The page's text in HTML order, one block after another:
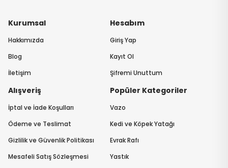
Kurumsal
Hakkımızda
Blog
İletişim
Hesabım
Giriş Yap
Kayıt Ol
Şifremi Unuttum
Alışveriş
İptal ve İade Koşulları
Ödeme ve Teslimat
Gizlilik ve Güvenlik Politikası
Mesafeli Satış Sözleşmesi
Popüler Kategoriler
Vazo
Kedi ve Köpek Yatağı
Evrak Rafı
Yastık